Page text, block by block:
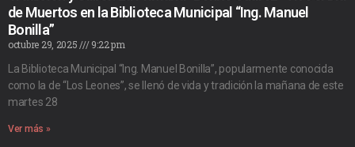
de Muertos en la Biblioteca Municipal “Ing. Manuel
Bonilla”
octubre 29, 2025
9:22 pm
La Biblioteca Municipal “Ing. Manuel Bonilla”, popularmente conocida
como la de “Los Leones”, se llenó de vida y tradición la mañana de este
martes 28
Ver más »